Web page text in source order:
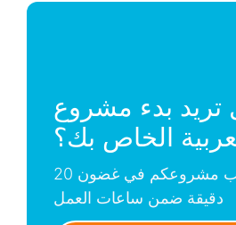
تريد بدء مشروع
الخاص بك؟
نعدّ تسعيرة تناسب مشروعكم في غضون 20
دقيقة ضمن ساعات العمل